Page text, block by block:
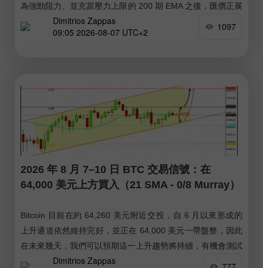
為強勁阻力、並充當壓力上限的 200 期 EMA 之後，匯價正展
開回調，但在接下來幾天內仍可能於該區域下方整理。
Dimitrios Zappas
09:05 2026-08-07 UTC+2
1097
2026 年 8 月 7–10 日 BTC 交易信號：在
64,000 美元上方買入（21 SMA - 0/8 Murray）
Bitcoin 目前在約 64,260 美元附近交投，自 6 月以來形成的
上升通道依然維持完好，並正在 64,000 美元一帶盤整，因此
在未來幾天，我們可以預期這一上升趨勢將持續，有機會測試
上升通道的上軌，約在 69,000 美元附近。 如果 Bitcoin 在接
Dimitrios Zappas